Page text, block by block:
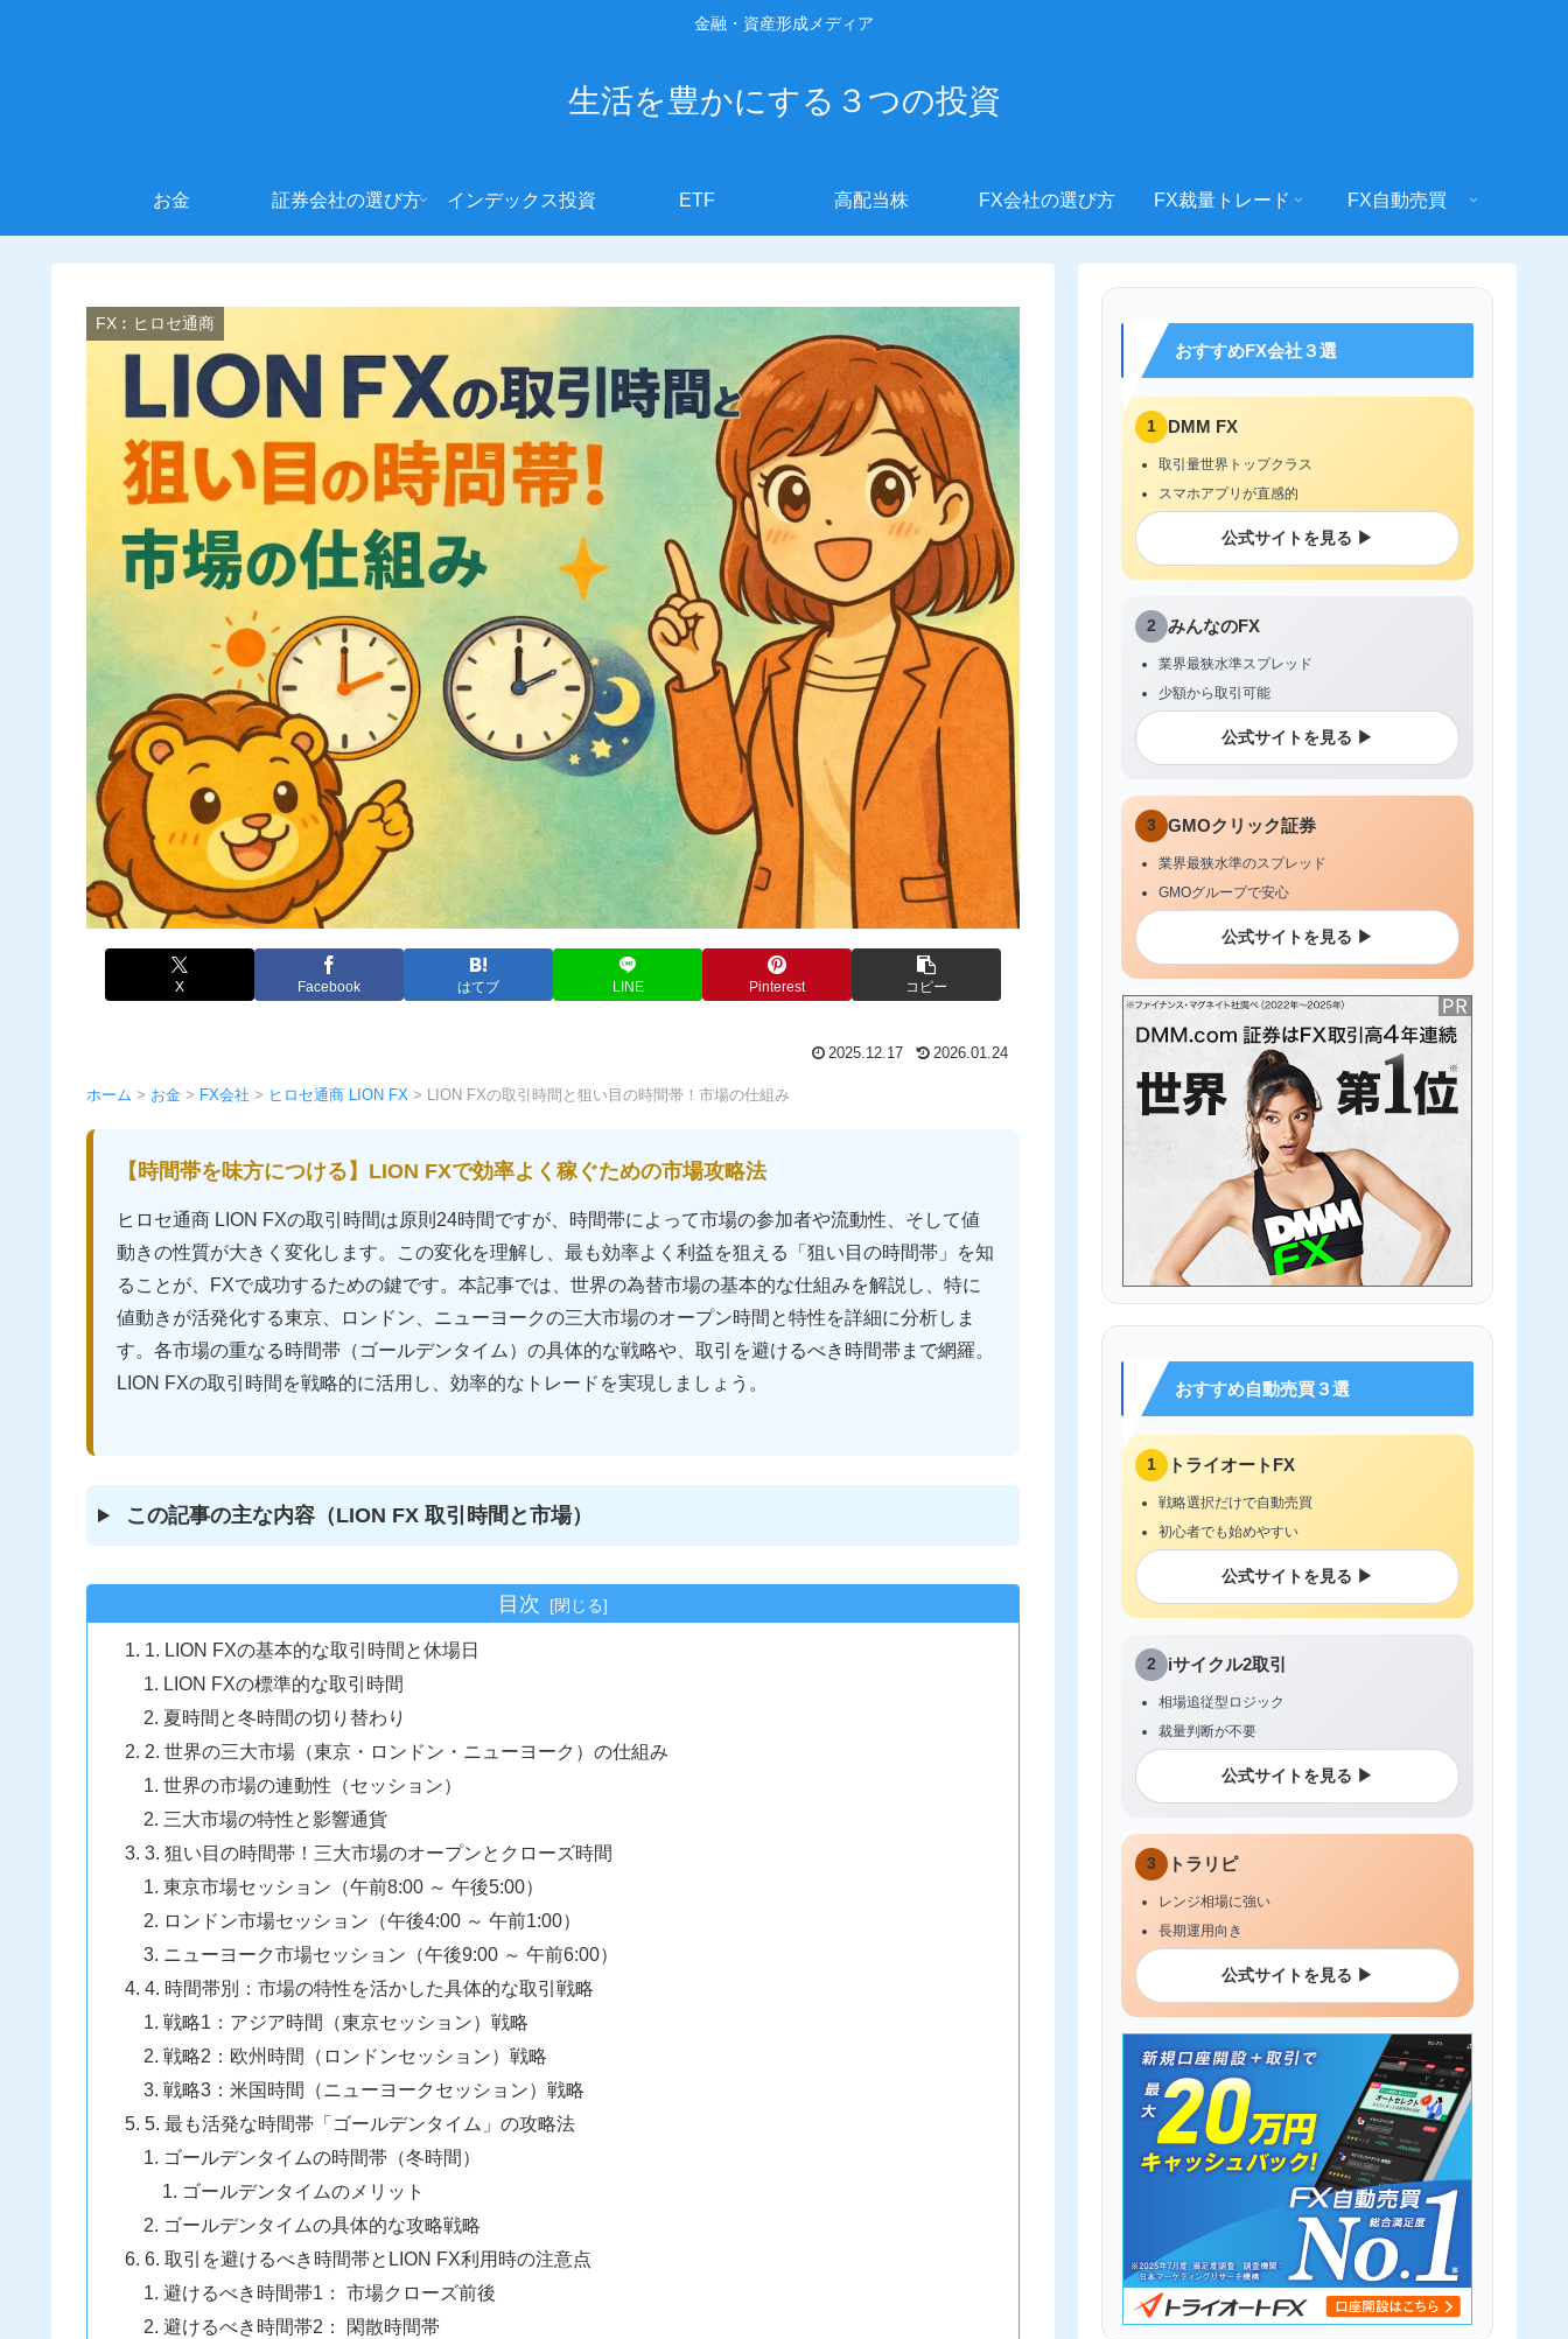
金融・資産形成メディア
生活を豊かにする３つの投資
お金 証券会社の選び方 インデックス投資 ETF 高配当株 FX会社の選び方 FX裁量トレード FX自動売買
FX︰ヒロセ通商
X Facebook はてブ LINE Pinterest コピー
2025.12.17 2026.01.24
ホーム > お金 > FX会社 > ヒロセ通商 LION FX > LION FXの取引時間と狙い目の時間帯！市場の仕組み
【時間帯を味方につける】LION FXで効率よく稼ぐための市場攻略法
ヒロセ通商 LION FXの取引時間は原則24時間ですが、時間帯によって市場の参加者や流動性、そして値
動きの性質が大きく変化します。この変化を理解し、最も効率よく利益を狙える「狙い目の時間帯」を知
ることが、FXで成功するための鍵です。本記事では、世界の為替市場の基本的な仕組みを解説し、特に
値動きが活発化する東京、ロンドン、ニューヨークの三大市場のオープン時間と特性を詳細に分析しま
す。各市場の重なる時間帯（ゴールデンタイム）の具体的な戦略や、取引を避けるべき時間帯まで網羅。
LION FXの取引時間を戦略的に活用し、効率的なトレードを実現しましょう。
この記事の主な内容（LION FX 取引時間と市場）
目次
1. LION FXの基本的な取引時間と休場日
LION FXの標準的な取引時間
夏時間と冬時間の切り替わり
2. 世界の三大市場（東京・ロンドン・ニューヨーク）の仕組み
世界の市場の連動性（セッション）
三大市場の特性と影響通貨
3. 狙い目の時間帯！三大市場のオープンとクローズ時間
東京市場セッション（午前8:00 ～ 午後5:00）
ロンドン市場セッション（午後4:00 ～ 午前1:00）
ニューヨーク市場セッション（午後9:00 ～ 午前6:00）
4. 時間帯別：市場の特性を活かした具体的な取引戦略
戦略1：アジア時間（東京セッション）戦略
戦略2：欧州時間（ロンドンセッション）戦略
戦略3：米国時間（ニューヨークセッション）戦略
5. 最も活発な時間帯「ゴールデンタイム」の攻略法
ゴールデンタイムの時間帯（冬時間）
ゴールデンタイムのメリット
ゴールデンタイムの具体的な攻略戦略
6. 取引を避けるべき時間帯とLION FX利用時の注意点
避けるべき時間帯1： 市場クローズ前後
避けるべき時間帯2： 閑散時間帯
おすすめFX会社３選
1 DMM FX
取引量世界トップクラス
スマホアプリが直感的
公式サイトを見る ▶
2 みんなのFX
業界最狭水準スプレッド
少額から取引可能
公式サイトを見る ▶
3 GMOクリック証券
業界最狭水準のスプレッド
GMOグループで安心
公式サイトを見る ▶
おすすめ自動売買３選
1 トライオートFX
戦略選択だけで自動売買
初心者でも始めやすい
公式サイトを見る ▶
2 iサイクル2取引
相場追従型ロジック
裁量判断が不要
公式サイトを見る ▶
3 トラリピ
レンジ相場に強い
長期運用向き
公式サイトを見る ▶